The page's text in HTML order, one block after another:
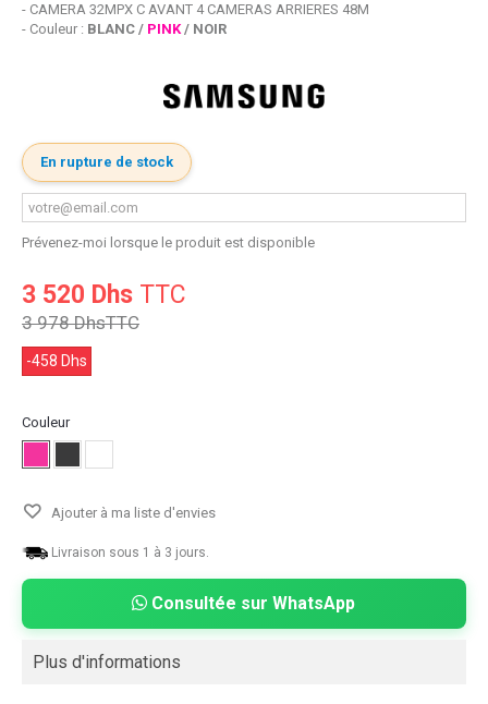
- CAMERA 32MPX C AVANT 4 CAMERAS ARRIERES 48M
- Couleur : BLANC / PINK/ NOIR
En rupture de stock
Prévenez-moi lorsque le produit est disponible
3 520 Dhs TTC
3 978 DhsTTC
-458 Dhs
Couleur
Ajouter à ma liste d'envies
Livraison sous 1 à 3 jours.
Consultée sur WhatsApp
Plus d'informations